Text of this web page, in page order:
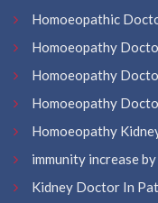
Homoeopathic
Homoeopathy
Homoeopathy
Homoeopathy
Homoeopathy
immunity increase
Kidney Doctor In